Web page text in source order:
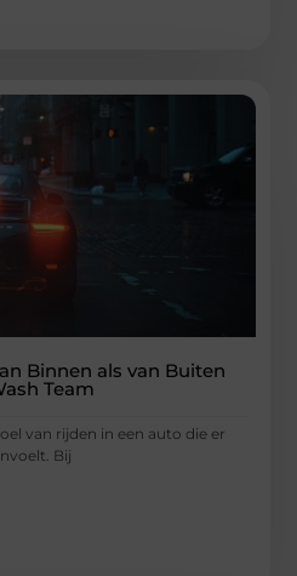
Binnen als van Buiten
Team
van rijden in een auto die er
Bij